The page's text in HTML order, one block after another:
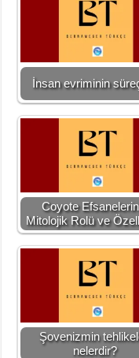
İnsan evriminin
Coyote
Mitolojik Rolü ve
Şovenizmin
nelerdir?